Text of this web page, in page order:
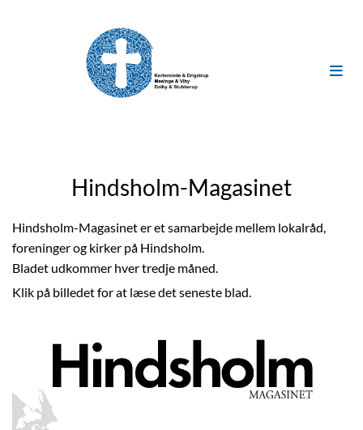
Hindsholm-Magasinet
Hindsholm-Magasinet er et samarbejde mellem lokalråd,
foreninger og kirker på Hindsholm.
Bladet udkommer hver tredje måned.
Klik på billedet for at læse det seneste blad.